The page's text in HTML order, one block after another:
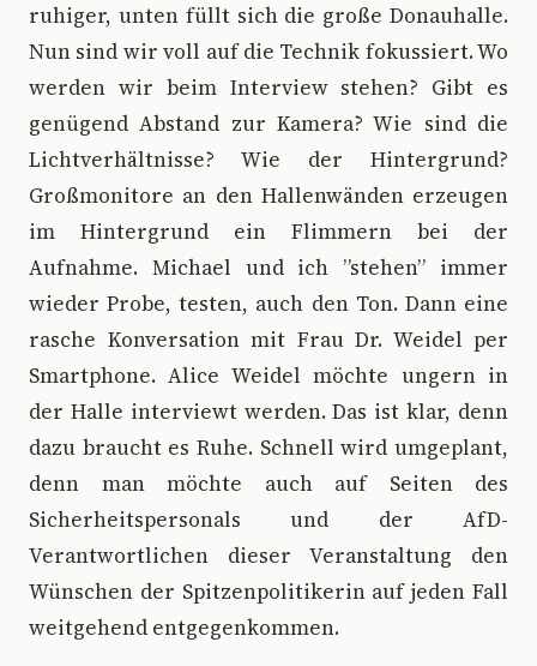
ruhiger, unten füllt sich die große Donauhalle.
Nun sind wir voll auf die Technik fokussiert. Wo
werden wir beim Interview stehen? Gibt es
genügend Abstand zur Kamera? Wie sind die
Lichtverhältnisse? Wie der Hintergrund?
Großmonitore an den Hallenwänden erzeugen
im Hintergrund ein Flimmern bei der
Aufnahme. Michael und ich ”stehen” immer
wieder Probe, testen, auch den Ton. Dann eine
rasche Konversation mit Frau Dr. Weidel per
Smartphone. Alice Weidel möchte ungern in
der Halle interviewt werden. Das ist klar, denn
dazu braucht es Ruhe. Schnell wird umgeplant,
denn man möchte auch auf Seiten des
Sicherheitspersonals und der AfD-
Verantwortlichen dieser Veranstaltung den
Wünschen der Spitzenpolitikerin auf jeden Fall
weitgehend entgegenkommen.